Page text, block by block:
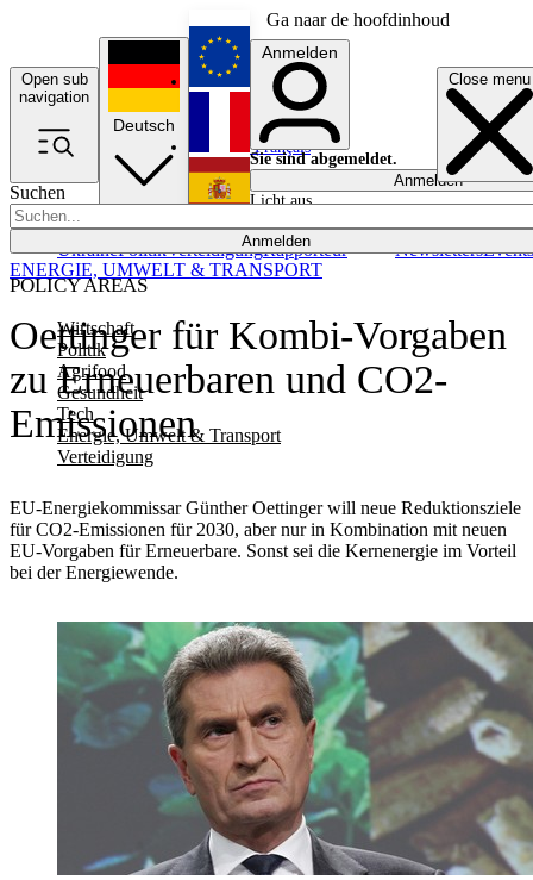
Ga naar de hoofdinhoud
Open sub
navigation
Close menu
Suchen
Anmelden
POLICY AREAS
Wirtschaft
Politik
Agrifood
Gesundheit
Tech
Energie, Umwelt & Transport
Verteidigung
UkrainePolitikVerteidigungRapporteur NewslettersEvents
Deutsch
English
Français
Anmelden
Sie sind abgemeldet.
Anmelden
Licht aus
Oettinger für Kombi-Vorgaben
zu Erneuerbaren und CO2-
Emissionen
EU-Energiekommissar Günther Oettinger will neue Reduktionsziele
für CO2-Emissionen für 2030, aber nur in Kombination mit neuen
EU-Vorgaben für Erneuerbare. Sonst sei die Kernenergie im Vorteil
bei der Energiewende.
ENERGIE, UMWELT & TRANSPORT